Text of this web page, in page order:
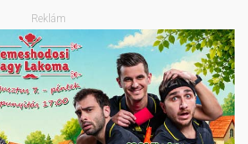
Reklám